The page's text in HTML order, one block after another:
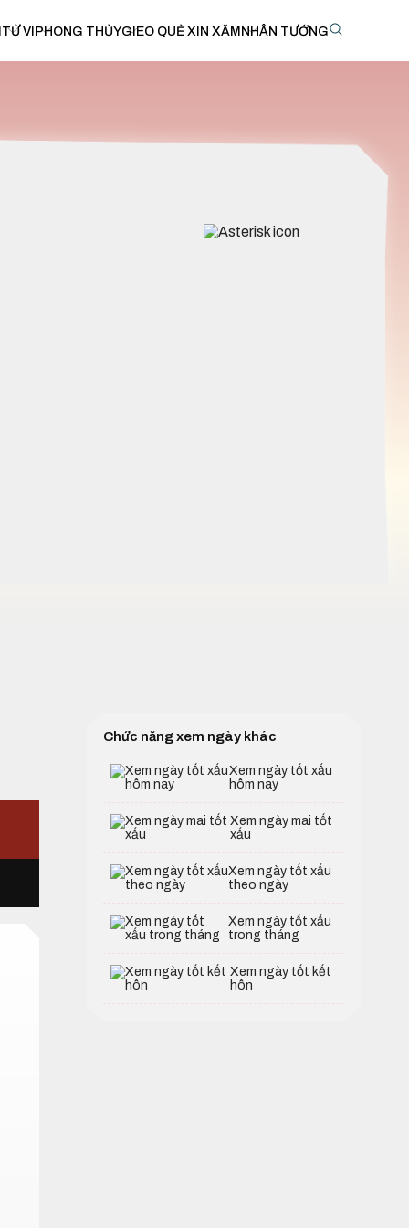
TỬ VI PHONG THỦYGIEO QUẺ XIN XĂM NHÂN TƯỚNG
Chức năng xem ngày khác
Xem ngày tốt xấu
hôm nay
Xem ngày mai tốt
xấu
Xem ngày tốt xấu
theo ngày
Xem ngày tốt xấu
trong tháng
Xem ngày tốt kết
hôn